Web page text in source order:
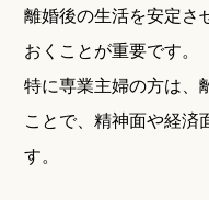
離婚後の生活を安定さ
おくことが重要です。
特に専業主婦の方は、
ことで、精神面や経済
す。